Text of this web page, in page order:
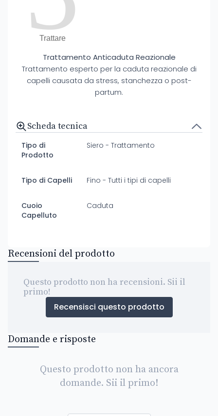
Trattare
Trattamento Anticaduta Reazionale
Trattamento esperto per la caduta reazionale di
capelli causata da stress, stanchezza o post-
partum.
Scheda tecnica
Tipo di
Prodotto
Siero - Trattamento
Tipo di Capelli Fino - Tutti i tipi di capelli
Cuoio
Capelluto
Caduta
Recensioni del prodotto
Questo prodotto non ha recensioni. Sii il
primo!
Recensisci questo prodotto
Domande e risposte
Questo prodotto non ha ancora
domande. Sii il primo!